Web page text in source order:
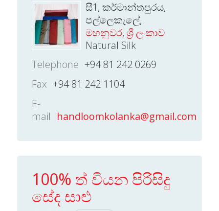
සී1, කර්මාන්තපුරය,
පල්ලෙකැලේ,
මහනුවර, ශ්‍රී ලංකාව
Natural Silk
Telephone +94 81 242 0269
Fax +94 81 242 1104
E-
mail handloomkolanka@gmail.com
100% ත් වියන පිරිසිදු
සේද සාළු